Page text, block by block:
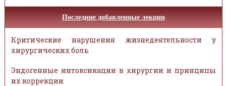
Последние добавленные лекции
Критические нарушения жизнедеятельности у
хирургических боль
Эндогенные интоксикации в хирургии и принципы
их коррекции